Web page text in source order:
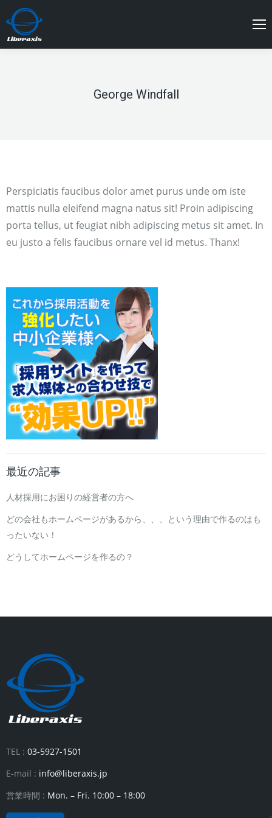
George Windfall
Perspiciatis faucibus dolor amet purus unde om iste
mattis nulla eleifend magna natus sit! Proin adipiscing
porta tellus, ut feugiat nibh adipiscing metus sit amet. In
eu justo a felis faucibus ornare vel id metus. Thanx!
最近の記事
人材採用にお困りの経営者の方へ
どの会社もホームページがあるから、、、という理由で作るのはも
ったいない！
どうしてホームページを作るの？
TEL : 03-5927-1501
E-mail : info@liberaxis.jp
営業時間 : Mon. – Fri. 10:00 – 18:00